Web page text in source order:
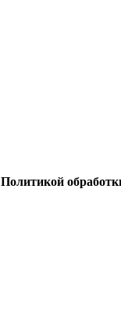
Политикой